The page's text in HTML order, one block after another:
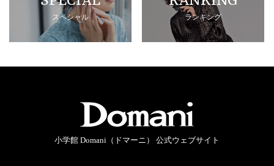
スペシャル ランキング
小学館 Domani（ドマーニ） 公式ウェブサイト